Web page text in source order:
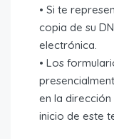
• Si te
copia de su
electrónica.
• Los
en la dirección
inicio de este